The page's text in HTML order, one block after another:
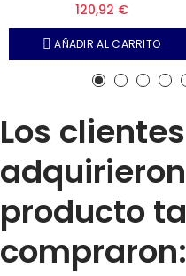
120,92 €
AÑADIR AL CARRITO
Los
producto
compraron: